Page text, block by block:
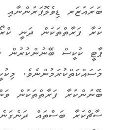
ބަރައުޒަރ ޑިވެލޮޕަރުންނާއި
ކުރާ ފަރާތްތަކުން ދަނީ
ޕާޓީ ކުކީސް ބޭނުންކުރުން
މަސައްކަތްކުރަމުންނެވެ.
ބޭނުންކުރާ ފަރާތްތަކުން
ސާޗްކުރާ ބަސްތައް